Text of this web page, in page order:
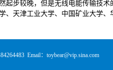
步较晚，但是无线电能传输技术
、天津工业大学、中国矿业大学、
Email：toybear@vip.sina.com